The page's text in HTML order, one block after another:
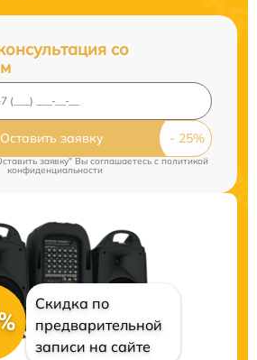
со
Оставить заявку
заявку" Вы соглашаетесь cполитикой
конфиденциальности
Скидка по
предварительной
записи на сайте